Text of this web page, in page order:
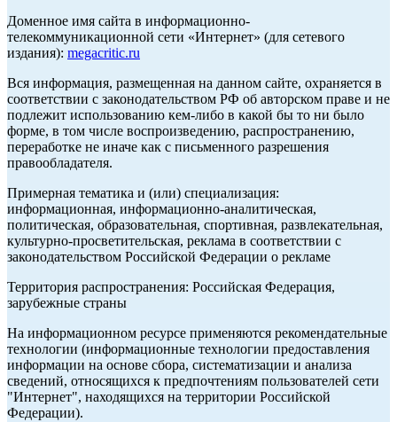
Доменное имя сайта в информационно-
телекоммуникационной сети «Интернет» (для сетевого
издания): megacritic.ru
Вся информация, размещенная на данном сайте, охраняется в
соответствии с законодательством РФ об авторском праве и не
подлежит использованию кем-либо в какой бы то ни было
форме, в том числе воспроизведению, распространению,
переработке не иначе как с письменного разрешения
правообладателя.
Примерная тематика и (или) специализация:
информационная, информационно-аналитическая,
политическая, образовательная, спортивная, развлекательная,
культурно-просветительская, реклама в соответствии с
законодательством Российской Федерации о рекламе
Территория распространения: Российская Федерация,
зарубежные страны
На информационном ресурсе применяются рекомендательные
технологии (информационные технологии предоставления
информации на основе сбора, систематизации и анализа
сведений, относящихся к предпочтениям пользователей сети
"Интернет", находящихся на территории Российской
Федерации).